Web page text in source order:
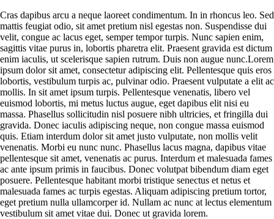
Cras dapibus arcu a neque laoreet condimentum. In in rhoncus leo. Sed
mattis feugiat odio, sit amet pretium nisl egestas non. Suspendisse dui
velit, congue ac lacus eget, semper tempor turpis. Nunc sapien enim,
sagittis vitae purus in, lobortis pharetra elit. Praesent gravida est dictum
enim iaculis, ut scelerisque sapien rutrum. Duis non augue nunc.Lorem
ipsum dolor sit amet, consectetur adipiscing elit. Pellentesque quis eros
lobortis, vestibulum turpis ac, pulvinar odio. Praesent vulputate a elit ac
mollis. In sit amet ipsum turpis. Pellentesque venenatis, libero vel
euismod lobortis, mi metus luctus augue, eget dapibus elit nisi eu
massa. Phasellus sollicitudin nisl posuere nibh ultricies, et fringilla dui
gravida. Donec iaculis adipiscing neque, non congue massa euismod
quis. Etiam interdum dolor sit amet justo vulputate, non mollis velit
venenatis. Morbi eu nunc nunc. Phasellus lacus magna, dapibus vitae
pellentesque sit amet, venenatis ac purus. Interdum et malesuada fames
ac ante ipsum primis in faucibus. Donec volutpat bibendum diam eget
posuere. Pellentesque habitant morbi tristique senectus et netus et
malesuada fames ac turpis egestas. Aliquam adipiscing pretium tortor,
eget pretium nulla ullamcorper id. Nullam ac nunc at lectus elementum
vestibulum sit amet vitae dui. Donec ut gravida lorem.